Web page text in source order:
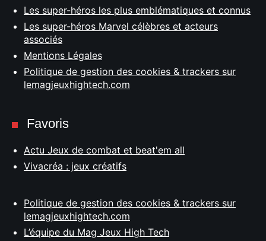
Les super-héros les plus emblématiques et connus
Les super-héros Marvel célèbres et acteurs
associés
Mentions Légales
Politique de gestion des cookies & trackers sur
lemagjeuxhightech.com
Favoris
Actu Jeux de combat et beat'em all
Vivacréa : jeux créatifs
Politique de gestion des cookies & trackers sur
lemagjeuxhightech.com
L’équipe du Mag Jeux High Tech